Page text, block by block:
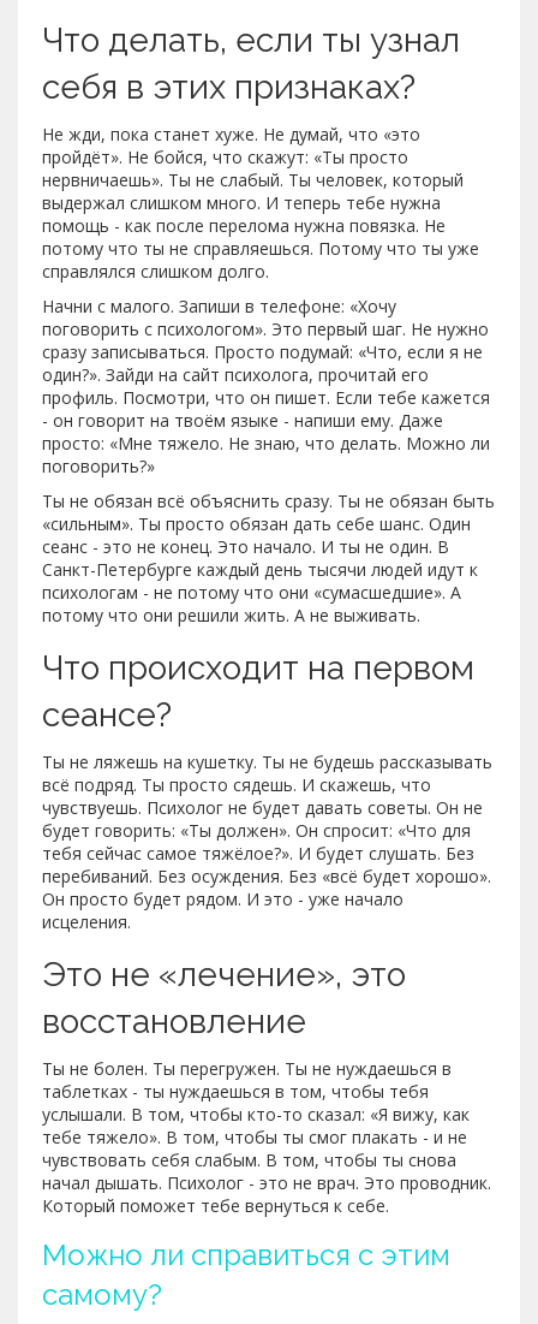
Что делать, если ты узнал
себя в этих признаках?
Не жди, пока станет хуже. Не думай, что «это
пройдёт». Не бойся, что скажут: «Ты просто
нервничаешь». Ты не слабый. Ты человек, который
выдержал слишком много. И теперь тебе нужна
помощь - как после перелома нужна повязка. Не
потому что ты не справляешься. Потому что ты уже
справлялся слишком долго.
Начни с малого. Запиши в телефоне: «Хочу
поговорить с психологом». Это первый шаг. Не нужно
сразу записываться. Просто подумай: «Что, если я не
один?». Зайди на сайт психолога, прочитай его
профиль. Посмотри, что он пишет. Если тебе кажется
- он говорит на твоём языке - напиши ему. Даже
просто: «Мне тяжело. Не знаю, что делать. Можно ли
поговорить?»
Ты не обязан всё объяснить сразу. Ты не обязан быть
«сильным». Ты просто обязан дать себе шанс. Один
сеанс - это не конец. Это начало. И ты не один. В
Санкт-Петербурге каждый день тысячи людей идут к
психологам - не потому что они «сумасшедшие». А
потому что они решили жить. А не выживать.
Что происходит на первом
сеансе?
Ты не ляжешь на кушетку. Ты не будешь рассказывать
всё подряд. Ты просто сядешь. И скажешь, что
чувствуешь. Психолог не будет давать советы. Он не
будет говорить: «Ты должен». Он спросит: «Что для
тебя сейчас самое тяжёлое?». И будет слушать. Без
перебиваний. Без осуждения. Без «всё будет хорошо».
Он просто будет рядом. И это - уже начало
исцеления.
Это не «лечение», это
восстановление
Ты не болен. Ты перегружен. Ты не нуждаешься в
таблетках - ты нуждаешься в том, чтобы тебя
услышали. В том, чтобы кто-то сказал: «Я вижу, как
тебе тяжело». В том, чтобы ты смог плакать - и не
чувствовать себя слабым. В том, чтобы ты снова
начал дышать. Психолог - это не врач. Это проводник.
Который поможет тебе вернуться к себе.
Можно ли справиться с этим
самому?